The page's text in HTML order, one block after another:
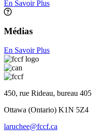
En Savoir Plus
Médias
En Savoir Plus
450, rue Rideau, bureau 405
Ottawa (Ontario) K1N 5Z4
laruchee@fccf.ca